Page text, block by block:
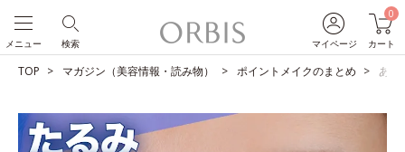
マイページ
0
カート
検索
メニュー
TOP マガジン（美容情報・読み物） ポイントメイクのまとめ あな